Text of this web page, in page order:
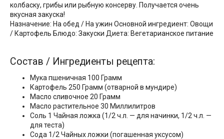
колбаску, грибы или рыбную консерву. Получается очень
вкусная закуска!
Назначение: На обед / На ужин Основной ингредиент: Овощи
/ Картофель Блюдо: Закуски Диета: Вегетарианское питание
Состав / Ингредиенты рецепта:
Мука пшеничная 100 Грамм
Картофель 250 Грамм (отварной в мундире)
Масло сливочное 20 Грамм
Масло растительное 30 Миллилитров
Соль 1 Чайная ложка (1/2 ч.л. — для начинки, 1/2 ч.л. —
для теста)
Сода 1/2 Чайных ложки (погашенная уксусом)